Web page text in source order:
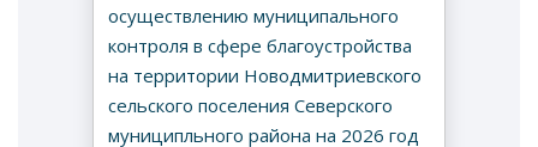
осуществлению муниципального
контроля в сфере благоустройства
на территории Новодмитриевского
сельского поселения Северского
муниципльного района на 2026 год